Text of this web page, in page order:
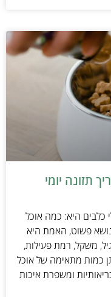
תזונה יומי
כלבים היא: כמה אוכל
פשוט, האמת היא
משקל, רמת פעילות,
כמות מתאימה של אוכל
ומשפרת איכות